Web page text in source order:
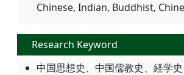
Chinese, Indian, Buddhist,
Research Keyword
中国思想史、中国儒教史、経学